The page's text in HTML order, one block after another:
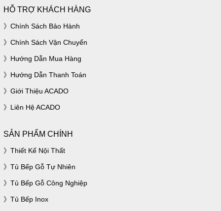
HỖ TRỢ KHÁCH HÀNG
Chính Sách Bảo Hành
Chính Sách Vận Chuyển
Hướng Dẫn Mua Hàng
Hướng Dẫn Thanh Toán
Giới Thiệu ACADO
Liên Hệ ACADO
SẢN PHẨM CHÍNH
Thiết Kế Nội Thất
Tủ Bếp Gỗ Tự Nhiên
Tủ Bếp Gỗ Công Nghiệp
Tủ Bếp Inox